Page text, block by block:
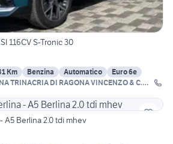
116CV S-Tronic 30
Km Benzina Automatico
Euro 6e
TRINACRIA DI RAGONA VINCENZO & C.
A5 Berlina 2.0 tdi mhev